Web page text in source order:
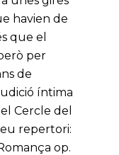
havien de
que el
per
de
íntima
Cercle del
repertori:
op.